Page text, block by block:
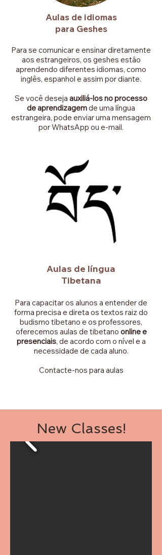
Aulas de idiomas
para Geshes
Para se comunicar e ensinar diretamente
aos estrangeiros, os geshes estão
aprendendo diferentes idiomas, como
inglês, espanhol e assim por diante.
Se você deseja auxiliá-los no processo
de aprendizagemde uma língua
estrangeira, pode enviar uma mensagem
por WhatsApp ou e-mail.
Aulas de língua
Tibetana
Para capacitar os alunos a entender de
forma precisa e direta os textos raiz do
budismo tibetano e os professores,
oferecemos aulas de tibetano online e
presenciais, de acordo com o nível e a
necessidade de cada aluno.
Contacte-nos para aulas
New Classes!